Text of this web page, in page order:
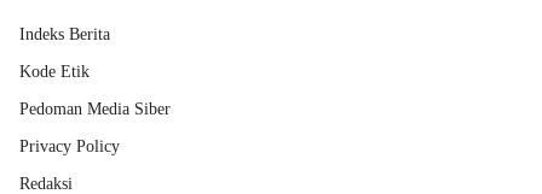
Indeks Berita
Kode Etik
Pedoman Media Siber
Privacy Policy
Redaksi